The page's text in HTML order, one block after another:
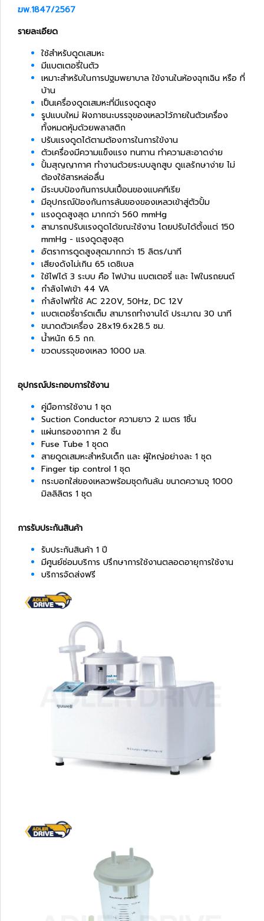
ฆพ.1847/2567
รายละเอียด
ใช้สำหรับดูดเสมหะ
มีแบตเตอรี่ในตัว
เหมาะสำหรับในการปฐมพยาบาล ใข้งานในห้องฉุกเฉิน หรือ ที่
บ้าน
เป็นเครื่องดูดเสมหะที่มีแรงดูดสูง
รูปแบบใหม่ ฝังภาชนะบรรจุของเหลวไว้ภายในตัวเครื่อง
ทั้งหมดหุ้มด้วยพลาสติก
ปรับแรงดูดได้ตามต้องการในการใข้งาน
ตัวเครื่องมีความแข็งแรง ทนทาน ทำความสะอาดง่าย
ปั้มสุญญากาศ ทำงานด้วยระบบลูกสูบ ดูแลรักษาง่าย ไม่
ต้องใช้สารหล่อลื่น
มีระบบป้องกันการปนเปื้อนของแบคทีเรีย
มีอุปกรณ์ป้องกันการล้นของของเหลวเข้าสู่ตัวปั้ม
แรงดูดสูงสุด มากกว่า 560 mmHg
สามารถปรับแรงดูดได้ขณะใช้งาน โดยปรับได้ตั้งแต่ 150
mmHg - แรงดูดสูงสุด
อัตราการดูดสูงสุดมากกว่า 15 ลิตร/นาที
เสียงดังไม่เกิน 65 เดซิเบล
ใช้ไฟได้ 3 ระบบ คือ ไฟบ้าน แบตเตอรี่ และ ไฟในรถยนต์
กำลังไฟเข้า 44 VA
กำลังไฟที่ใช้ AC 220V, 50Hz, DC 12V
แบตเตอรี่ชาร์ตเต็ม สามารถทำงานได้ ประมาณ 30 นาที
ขนาดตัวเครื่อง 28x19.6x28.5 ซม.
น้ำหนัก 6.5 กก.
ขวดบรรจุของเหลว 1000 มล.
อุปกรณ์ประกอบการใช้งาน
คู่มือการใช้งาน 1 ชุด
Suction Conductor ความยาว 2 เมตร 1ชิ้น
แผ่นกรองอากาศ 2 ชิ้น
Fuse Tube 1 ชุดด
สายดูดเสมหะสำหรับเด็ก และ ผู้ใหญ่อย่างละ 1 ชุด
Finger tip control 1 ชุด
กระบอกใส่ของเหลวพร้อมชุดกันล้น ขนาดความจุ 1000
มิลลิลิตร 1 ชุด
การรับประกันสินค้า
รับประกันสินค้า 1 ปี
มีศูนย์ซ่อมบริการ ปรึกษาการใช้งานตลอดอายุการใช้งาน
บริการจัดส่งฟรี